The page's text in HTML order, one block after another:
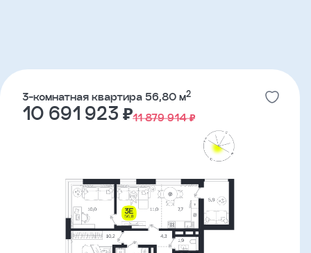
3-комнатная квартира 56,80 м2
10 691 923 ₽11 879 914 ₽